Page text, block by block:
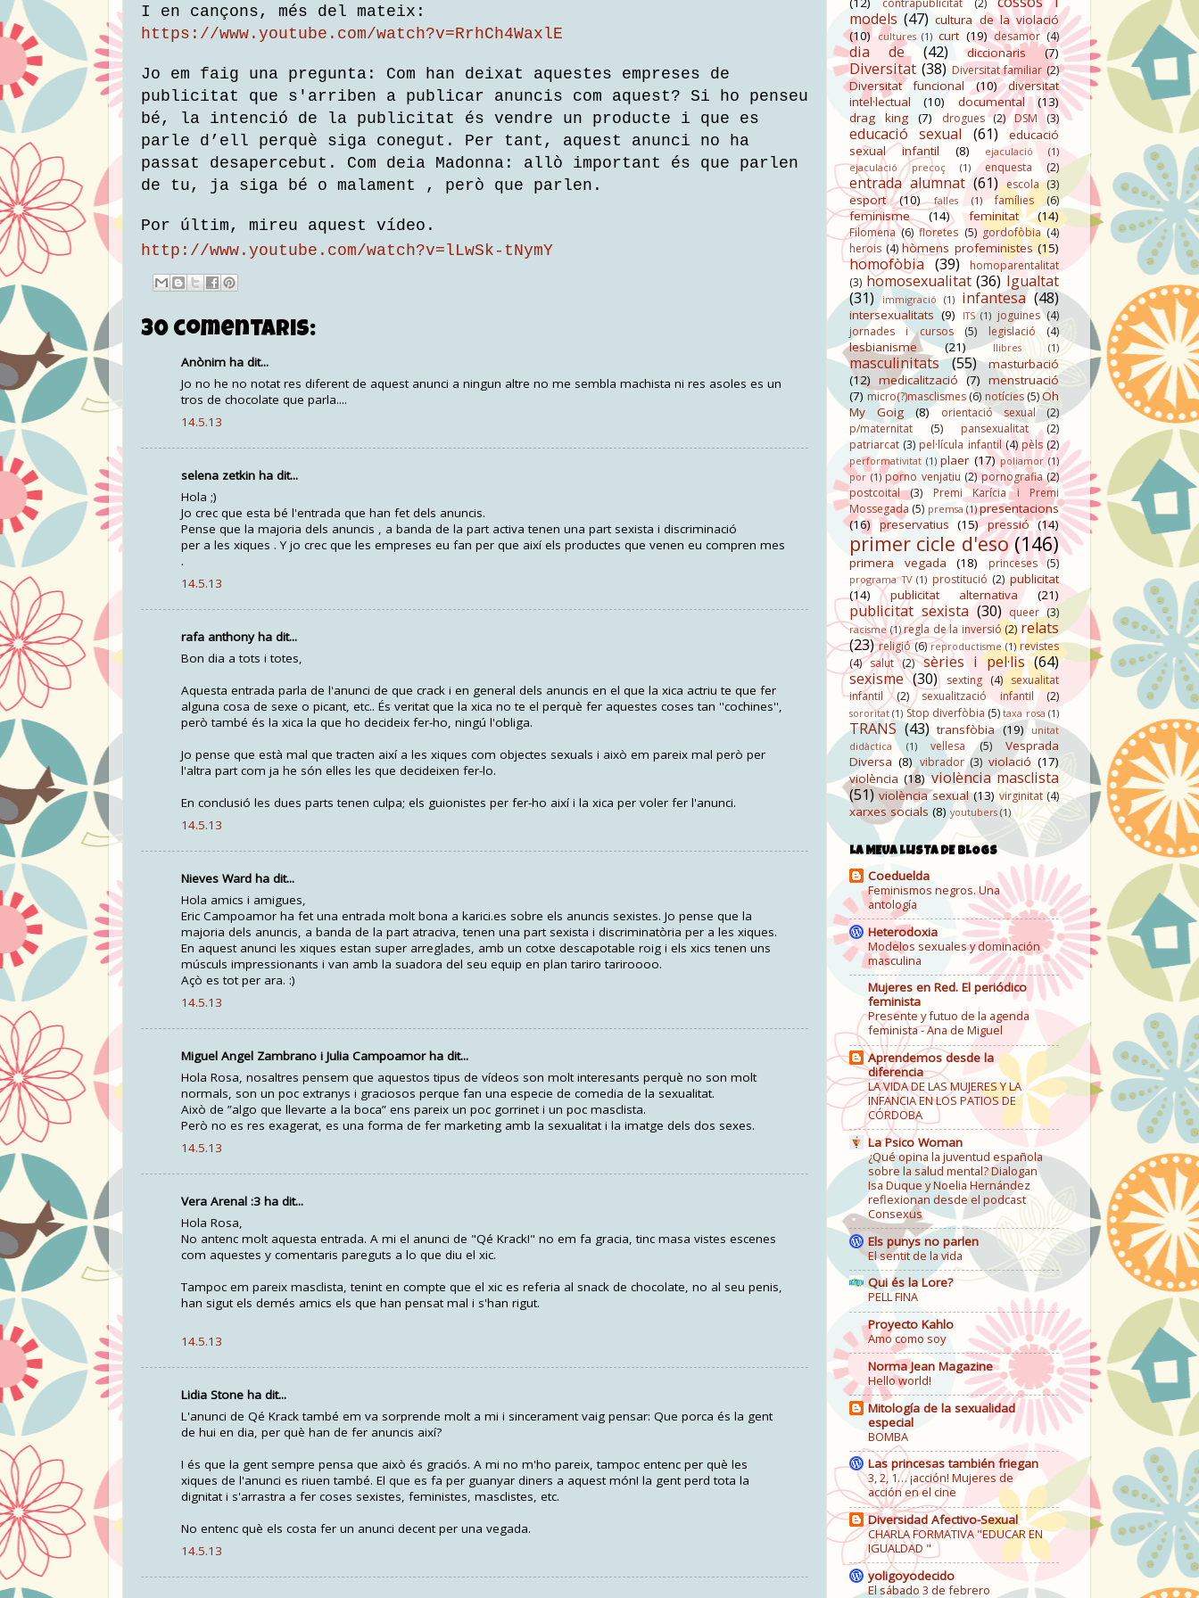
I en cançons, més del mateix:
https://www.youtube.com/watch?v=RrhCh4WaxlE
Jo em faig una pregunta: Com han deixat aquestes empreses de
publicitat que s'arriben a publicar anuncis com aquest? Si ho penseu
bé, la intenció de la publicitat és vendre un producte i que es
parle d’ell perquè siga conegut. Per tant, aquest anunci no ha
passat desapercebut. Com deia Madonna: allò important és que parlen
de tu, ja siga bé o malament , però que parlen.
Por últim, mireu aquest vídeo.
http://www.youtube.com/watch?v=lLwSk-tNymY
30 comentaris:
Anònim ha dit...
Jo no he no notat res diferent de aquest anunci a ningun altre no me sembla machista ni res asoles es un
tros de chocolate que parla....
14.5.13
selena zetkin ha dit...
Hola ;)
Jo crec que esta bé l'entrada que han fet dels anuncis.
Pense que la majoria dels anuncis , a banda de la part activa tenen una part sexista i discriminació
per a les xiques . Y jo crec que les empreses eu fan per que així els productes que venen eu compren mes
.
14.5.13
rafa anthony ha dit...
Bon dia a tots i totes,
Aquesta entrada parla de l'anunci de que crack i en general dels anuncis en el que la xica actriu te que fer
alguna cosa de sexe o picant, etc.. És veritat que la xica no te el perquè fer aquestes coses tan ''cochines'',
però també és la xica la que ho decideix fer-ho, ningú l'obliga.
Jo pense que està mal que tracten així a les xiques com objectes sexuals i això em pareix mal però per
l'altra part com ja he són elles les que decideixen fer-lo.
En conclusió les dues parts tenen culpa; els guionistes per fer-ho així i la xica per voler fer l'anunci.
14.5.13
Nieves Ward ha dit...
Hola amics i amigues,
Eric Campoamor ha fet una entrada molt bona a karici.es sobre els anuncis sexistes. Jo pense que la
majoria dels anuncis, a banda de la part atraciva, tenen una part sexista i discriminatòria per a les xiques.
En aquest anunci les xiques estan super arreglades, amb un cotxe descapotable roig i els xics tenen uns
músculs impressionants i van amb la suadora del seu equip en plan tariro tariroooo.
Açò es tot per ara. :)
14.5.13
Miguel Angel Zambrano i Julia Campoamor ha dit...
Hola Rosa, nosaltres pensem que aquestos tipus de vídeos son molt interesants perquè no son molt
normals, son un poc extranys i graciosos perque fan una especie de comedia de la sexualitat.
Això de ”algo que llevarte a la boca” ens pareix un poc gorrinet i un poc masclista.
Però no es res exagerat, es una forma de fer marketing amb la sexualitat i la imatge dels dos sexes.
14.5.13
Vera Arenal :3 ha dit...
Hola Rosa,
No antenc molt aquesta entrada. A mi el anunci de "Qé Krack!" no em fa gracia, tinc masa vistes escenes
com aquestes y comentaris pareguts a lo que diu el xic.
Tampoc em pareix masclista, tenint en compte que el xic es referia al snack de chocolate, no al seu penis,
han sigut els demés amics els que han pensat mal i s'han rigut.
14.5.13
Lidia Stone ha dit...
L'anunci de Qé Krack també em va sorprende molt a mi i sincerament vaig pensar: Que porca és la gent
de hui en dia, per què han de fer anuncis així?
I és que la gent sempre pensa que això és graciós. A mi no m'ho pareix, tampoc entenc per què les
xiques de l'anunci es riuen també. El que es fa per guanyar diners a aquest món! la gent perd tota la
dignitat i s'arrastra a fer coses sexistes, feministes, masclistes, etc.
No entenc què els costa fer un anunci decent per una vegada.
14.5.13
models (47) cultura de la violació
(10) cultures (1) curt (19) desamor (4)
dia de (42) diccionaris (7)
Diversitat (38) Diversitat familiar (2)
Diversitat funcional (10)
diversitat
intel·lectual
(10) documental
(13)
drag king
(7) drogues (2) DSM (3)
educació sexual (61)
educació
sexual infantil
(8) ejaculació
(1)
ejaculació precoç
(1) enquesta (2)
entrada alumnat (61) escola (3)
esport (10) falles (1) famílies (6)
feminisme (14) feminitat (14)
Filomena (6) floretes (5) gordofòbia (4)
herois (4) hòmens profeministes (15)
homofòbia (39)
homoparentalitat
(3) homosexualitat (36) Igualtat
(31)
immigració (1) infantesa (48)
intersexualitats (9) ITS (1) joguines (4)
jornades i cursos
(5) legislació (4)
lesbianisme (21) llibres (1)
masculinitats (55)
masturbació
(12) medicalització (7) menstruació
(7) micro(?)masclismes (6) notícies(5)Oh
My Goig
(8) orientació sexual
(2)
p/maternitat
(5) pansexualitat
(2)
patriarcat (3) pel·lícula infantil (4) pèls (2)
performativitat (1) plaer (17) poliamor (1)
por (1) porno venjatiu (2) pornografia (2)
postcoital
(3)
Premi Karícia i Premi
Mossegada (5) premsa (1) presentacions
(16) preservatius (15) pressió (14)
primer cicle d'eso (146)
primera vegada (18) princeses (5)
programa TV (1) prostitució (2) publicitat
(14)
publicitat alternativa (21)
publicitat sexista (30) queer (3)
racisme (1) regla de la inversió (2) relats
(23) religió (6) reproductisme (1) revistes
(4) salut (2) sèries i pel·lis (64)
sexisme (30) sexting (4) sexualitat
infantil
(2) sexualització infantil (2)
sororitat (1) Stop diverfòbia (5) taxa rosa (1)
TRANS (43) transfòbia (19)
unitat
didàctica
(1) vellesa (5)
Vesprada
Diversa (8) vibrador (3) violació (17)
violència (18) violència masclista
(51) violència sexual (13) virginitat (4)
xarxes socials (8) youtubers (1)
LA MEUA LLISTA DE BLOGS
Coeduelda
Feminismos negros. Una
antología
Heterodoxia
Modelos sexuales y dominación
masculina
Mujeres en Red. El periódico
feminista
Presente y futuo de la agenda
feminista - Ana de Miguel
Aprendemos desde la
diferencia
LA VIDA DE LAS MUJERES Y LA
INFANCIA EN LOS PATIOS DE
CÓRDOBA
La Psico Woman
¿Qué opina la juventud española
sobre la salud mental? Dialogan
Isa Duque y Noelia Hernández
reflexionan desde el podcast
Consexus
Els punys no parlen
El sentit de la vida
Qui és la Lore?
PELL FINA
Proyecto Kahlo
Amo como soy
Norma Jean Magazine
Hello world!
Mitología de la sexualidad
especial
BOMBA
Las princesas también friegan
3, 2, 1… ¡acción! Mujeres de
acción en el cine
Diversidad Afectivo-Sexual
CHARLA FORMATIVA "EDUCAR EN
IGUALDAD "
yoligoyodecido
El sábado 3 de febrero